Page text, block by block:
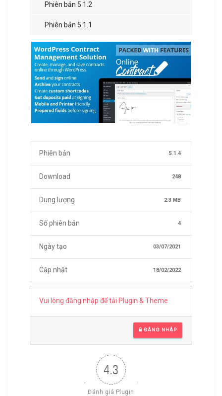
Phiên bản 5.1.2
Phiên bản 5.1.1
Phiên bản 5.1.4
Download 248
Dung lượng 2.3 MB
Số phiên bản 4
Ngày tạo 03/07/2021
Cập nhật 18/02/2022
Vui lòng đăng nhập để tải Plugin & Theme
ĐĂNG NHẬP
4.3
Đánh giá Plugin